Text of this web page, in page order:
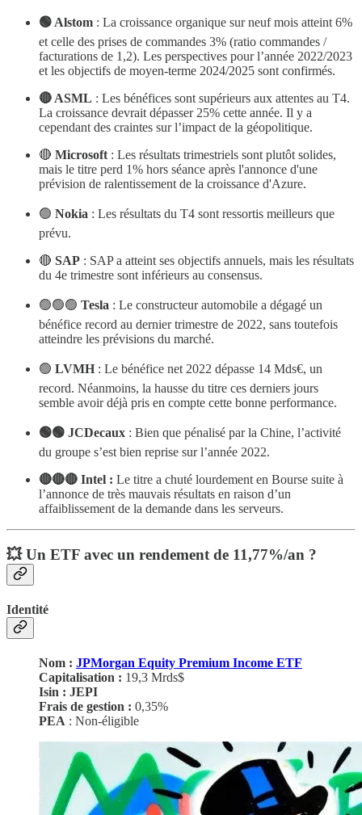
🟢 Alstom : La croissance organique sur neuf mois atteint 6%
et celle des prises de commandes 3% (ratio commandes /
facturations de 1,2). Les perspectives pour l’année 2022/2023
et les objectifs de moyen-terme 2024/2025 sont confirmés.
🔴 ASML : Les bénéfices sont supérieurs aux attentes au T4.
La croissance devrait dépasser 25% cette année. Il y a
cependant des craintes sur l’impact de la géopolitique.
🔴 Microsoft : Les résultats trimestriels sont plutôt solides,
mais le titre perd 1% hors séance après l'annonce d'une
prévision de ralentissement de la croissance d'Azure.
🟢 Nokia : Les résultats du T4 sont ressortis meilleurs que
prévu.
🔴 SAP : SAP a atteint ses objectifs annuels, mais les résultats
du 4e trimestre sont inférieurs au consensus.
🟢🟢🟢 Tesla : Le constructeur automobile a dégagé un
bénéfice record au dernier trimestre de 2022, sans toutefois
atteindre les prévisions du marché.
🟢 LVMH : Le bénéfice net 2022 dépasse 14 Mds€, un
record. Néanmoins, la hausse du titre ces derniers jours
semble avoir déjà pris en compte cette bonne performance.
🟢🟢 JCDecaux : Bien que pénalisé par la Chine, l’activité
du groupe s’est bien reprise sur l’année 2022.
🔴🔴🔴 Intel : Le titre a chuté lourdement en Bourse suite à
l’annonce de très mauvais résultats en raison d’un
affaiblissement de la demande dans les serveurs.
💥 Un ETF avec un rendement de 11,77%/an ?
Identité
Nom : JPMorgan Equity Premium Income ETF
Capitalisation : 19,3 Mrds$
Isin : JEPI
Frais de gestion : 0,35%
PEA : Non-éligible